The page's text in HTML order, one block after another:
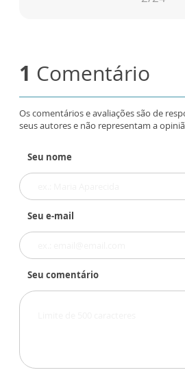
1 Comentário
Os comentários e avaliações são de
seus autores e não representam a
Seu nome
Seu e-mail
Seu comentário